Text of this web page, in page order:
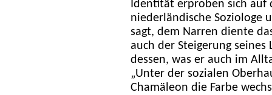
Identität erproben sich auf
niederländische Soziologe
sagt, dem Narren diente
auch der Steigerung seines
dessen, was er auch im
„Unter der sozialen
Chamäleon die Farbe